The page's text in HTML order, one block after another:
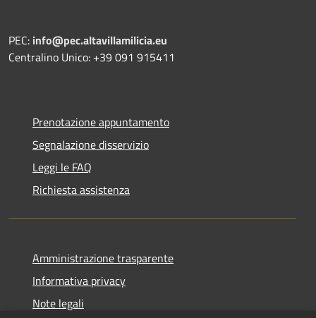
PEC: info@pec.altavillamilicia.eu
Centralino Unico: +39 091 915411
Prenotazione appuntamento
Segnalazione disservizio
Leggi le FAQ
Richiesta assistenza
Amministrazione trasparente
Informativa privacy
Note legali